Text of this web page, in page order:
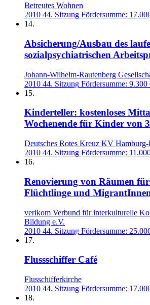
Betreutes Wohnen
2010 44. Sitzung Fördersumme:
14.
Absicherung/Ausbau des
sozialpsychiatrischen
Johann-Wilhelm-Rautenberg
2010 44. Sitzung Fördersumme: 9.300
15.
Kinderteller: kostenloses
Wochenende für Kinder von
Deutsches Rotes Kreuz KV
2010 44. Sitzung Fördersumme:
16.
Renovierung von Räumen
Flüchtlinge und
verikom Verbund für interkulturelle
Bildung e.V.
2010 44. Sitzung Fördersumme:
17.
Flussschiffer Café
Flusschifferkirche
2010 44. Sitzung Fördersumme:
18.